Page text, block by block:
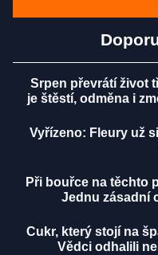
Srpen převrátí život
je štěstí, odměna i
Vyřízeno: Fleury už
Při bouřce na těchto
Jednu zásadní
Cukr, který stojí na
Vědci odhalili